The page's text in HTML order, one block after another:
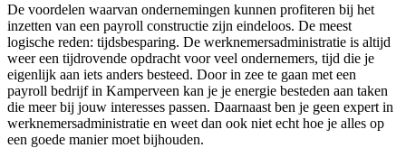
De voordelen waarvan ondernemingen kunnen profiteren bij het
inzetten van een payroll constructie zijn eindeloos. De meest
logische reden: tijdsbesparing. De werknemersadministratie is altijd
weer een tijdrovende opdracht voor veel ondernemers, tijd die je
eigenlijk aan iets anders besteed. Door in zee te gaan met een
payroll bedrijf in Kamperveen kan je je energie besteden aan taken
die meer bij jouw interesses passen. Daarnaast ben je geen expert in
werknemersadministratie en weet dan ook niet echt hoe je alles op
een goede manier moet bijhouden.